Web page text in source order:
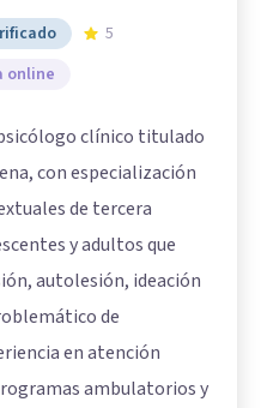
5
online
clínico titulado
con especialización
de tercera
y adultos que
autolesión, ideación
de
en atención
ambulatorios y